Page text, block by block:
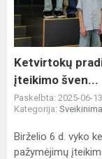
pažymėjimų
įteikimo
šven...
Ketvirtokų
įteikimo šven...
Paskelbta: 2025-06-13
Kategorija:
Birželio 6 d. vyko
pažymėjimų